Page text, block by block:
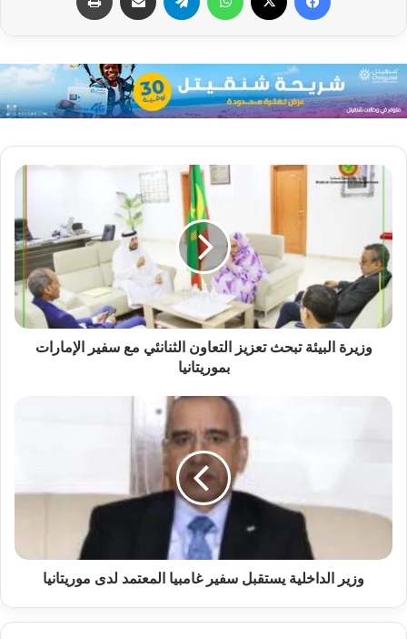
وزيرة البيئة تبحث تعزيز التعاون الثنانئي مع سفير الإمارات
بموريتانيا
وزير الداخلية يستقبل سفير غامبيا المعتمد لدى موريتانيا